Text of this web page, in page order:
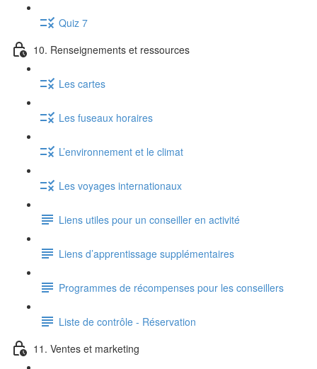
Quiz 7
10. Renseignements et ressources
Les cartes
Les fuseaux horaires
L’environnement et le climat
Les voyages internationaux
Liens utiles pour un conseiller en activité
Liens d’apprentissage supplémentaires
Programmes de récompenses pour les conseillers
Liste de contrôle - Réservation
11. Ventes et marketing